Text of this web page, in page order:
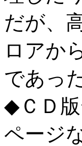
だが、
ロアか
であっ
◆ＣＤ
ページ